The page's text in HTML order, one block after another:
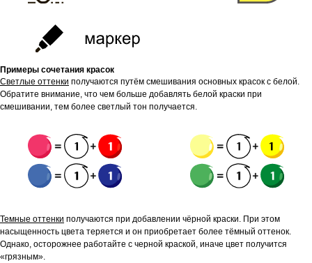
Примеры сочетания красок
Светлые оттенки получаются путём смешивания основных красок с белой.
Обратите внимание, что чем больше добавлять белой краски при
смешивании, тем более светлый тон получается.
Темные оттенки получаются при добавлении чёрной краски. При этом
насыщенность цвета теряется и он приобретает более тёмный оттенок.
Однако, осторожнее работайте с черной краской, иначе цвет получится
«грязным».